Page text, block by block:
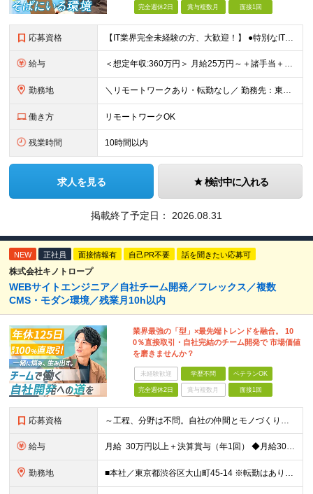
完全週休2日 賞与複数月 面接1回
応募資格 【IT業界完全未経験の方、大歓迎！】 ●特別なITスキルや知識は一切不問です！ ※学歴不問 ～1つでも当てはまる方は大歓迎！～ ★「IT業界に興味があるけど知識がない」という方 ★「誰かに質問しやす
給与 ＜想定年収:360万円＞ 月給25万円～＋諸手当＋決算賞与＋寸志の計2回（住宅補助あり） ※経験・スキルを考慮の上決定 ※固定残業代（30時間分／4万8000円～）含む。超過分は別途全額支給 ※試用期
勤務地 ＼リモートワークあり・転勤なし／ 勤務先：東京都23区、神奈川県、千葉県、埼玉県の各プロジェクト先 ※リモートワーク可能ですが案件により変更の場合がございます。 ■本社 東京都豊島区南池袋1-16-
働き方 リモートワークOK
残業時間 10時間以内
求人を見る 検討中に入れる
掲載終了予定日： 2026.08.31
NEW 正社員 面接情報有 自己PR不要 話を聞きたい応募可
株式会社キノトロープ
WEBサイトエンジニア／自社チーム開発／フレックス／複数
CMS・モダン環境／残業月10h以内
業界最強の「型」×最先端トレンドを融合。 10
0％直接取引・自社完結のチーム開発で 市場価値
を磨きませんか？
未経験歓迎 学歴不問 ベテランOK
完全週休2日 賞与複数月 面接1回
応募資格 ～工程、分野は不問。自社の仲間とモノづくりをしたい方歓迎します。～ ■学歴不問 ■プログラミングの実務経験が3年以上ある方 ～このような希望も当社なら大歓迎です！～ ・使用する言語や技術が固定化され
給与 月給 30万円以上＋決算賞与（年1回） ◆月給30～55万円＋各種手当＋決算賞与（年1回） ┗プログラミングの実務経験が3年以上をお持ちの方 ◆月給40～120万円＋各種手当＋決算賞与（年1回）
勤務地 ■本社／東京都渋谷区大山町45-14 ※転勤はありません。腰を据えて長く活躍していただけます ※(変更の範囲)上記を除く当社関連勤務地